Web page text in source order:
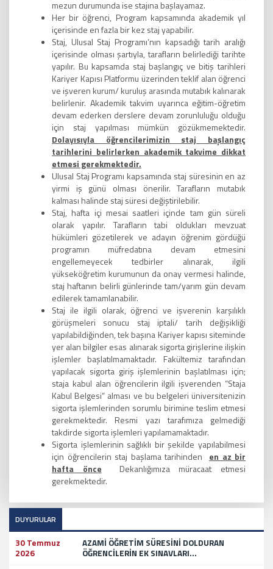
mezun durumunda ise stajına başlayamaz.
Her bir öğrenci, Program kapsamında akademik yıl
içerisinde en fazla bir kez staj yapabilir.
Staj, Ulusal Staj Programı’nın kapsadığı tarih aralığı
içerisinde olması şartıyla, tarafların belirlediği tarihte
yapılır. Bu kapsamda staj başlangıç ve bitiş tarihleri
Kariyer Kapısı Platformu üzerinden teklif alan öğrenci
ve işveren kurum/ kuruluş arasında mutabık kalınarak
belirlenir. Akademik takvim uyarınca eğitim-öğretim
devam ederken derslere devam zorunluluğu olduğu
için staj yapılması mümkün gözükmemektedir.
Dolayısıyla öğrencilerimizin staj başlangıç
tarihlerini belirlerken akademik takvime dikkat
etmesi gerekmektedir.
Ulusal Staj Programı kapsamında staj süresinin en az
yirmi iş günü olması önerilir. Tarafların mutabık
kalması halinde staj süresi değiştirilebilir.
Staj, hafta içi mesai saatleri içinde tam gün süreli
olarak yapılır. Tarafların tabi oldukları mevzuat
hükümleri gözetilerek ve adayın öğrenim gördüğü
programın müfredatına devam etmesini
engellemeyecek tedbirler alınarak, ilgili
yükseköğretim kurumunun da onay vermesi halinde,
staj haftanın belirli günlerinde tam/yarım gün devam
edilerek tamamlanabilir.
Staj ile ilgili olarak, öğrenci ve işverenin karşılıklı
görüşmeleri sonucu staj iptali/ tarih değişikliği
yapılabildiğinden, tek başına Kariyer kapısı siteminde
yer alan bilgiler esas alınarak sigorta girişlerine ilişkin
işlemler başlatılmamaktadır. Fakültemiz tarafından
yapılacak sigorta giriş işlemlerinin başlatılması için;
staja kabul alan öğrencilerin ilgili işverenden “Staja
Kabul Belgesi” alması ve bu belgeleri üniversitenizin
sigorta işlemlerinden sorumlu birimine teslim etmesi
gerekmektedir. Resmi yazı tarafımıza gelmediği
takdirde sigorta işlemleri yapılamamaktadır.
Sigorta işlemlerinin sağlıklı bir şekilde yapılabilmesi
için öğrencilerin staj başlama tarihinden en az bir
hafta önce Dekanlığımıza müracaat etmesi
gerekmektedir.
DUYURULAR
30 Temmuz
2026
AZAMİ ÖĞRETİM SÜRESİNİ DOLDURAN
ÖĞRENCİLERİN EK SINAVLARI...